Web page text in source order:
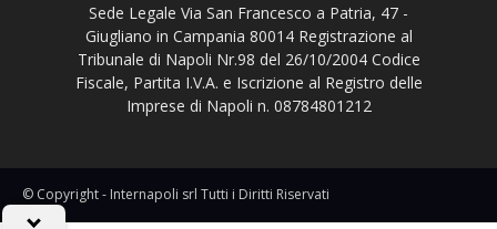
Sede Legale Via San Francesco a Patria, 47 -
Giugliano in Campania 80014 Registrazione al
Tribunale di Napoli Nr.98 del 26/10/2004 Codice
Fiscale, Partita I.V.A. e Iscrizione al Registro delle
Imprese di Napoli n. 08784801212
© Copyright - Internapoli srl Tutti i Diritti Riservati